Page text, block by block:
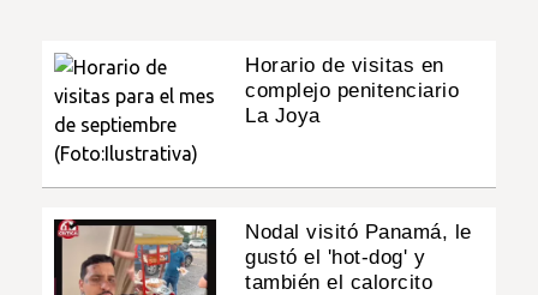
Horario de visitas en
complejo penitenciario
La Joya
Nodal visitó Panamá, le
gustó el 'hot-dog' y
también el calorcito